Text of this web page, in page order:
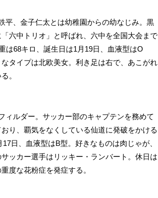
平、金子仁太とは幼稚園からの幼なじみ。黒
六中トリオ」と呼ばれ、六中を全国大会まで
は68キロ、誕生日は1月19日、血液型はO
タイプは北欧美女。利き足は右で、あこがれ
。
ルダー。サッカー部のキャプテンを務めて
り、覇気をなくしている仙道に発破をかける
日、血液型はB型。好きなものは肉じゃが、
ッカー選手はリッキー・ランバート。休日は
度な花粉症を発症する。